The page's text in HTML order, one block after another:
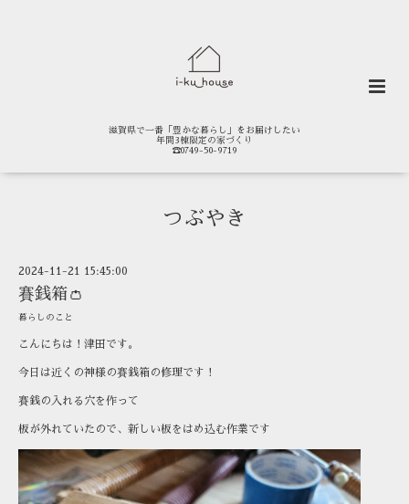
滋賀県で一番「豊かな暮らし」をお届けしたい
年間3棟限定の家づくり
☎0749-50-9719
つぶやき
2024-11-21 15:45:00
賽銭箱👛
暮らしのこと
こんにちは！津田です。
今日は近くの神様の賽銭箱の修理です！
賽銭の入れる穴を作って
板が外れていたので、新しい板をはめ込む作業です